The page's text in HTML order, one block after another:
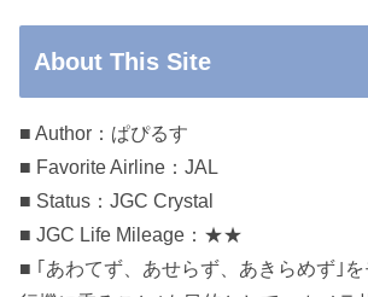
About This Site
■ Author：ぱぴるす
■ Favorite Airline：JAL
■ Status：JGC Crystal
■ JGC Life Mileage：★★
■ ｢あわてず、あせらず、あきらめず｣